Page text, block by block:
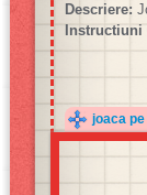
Descriere:
Instructiuni
joaca